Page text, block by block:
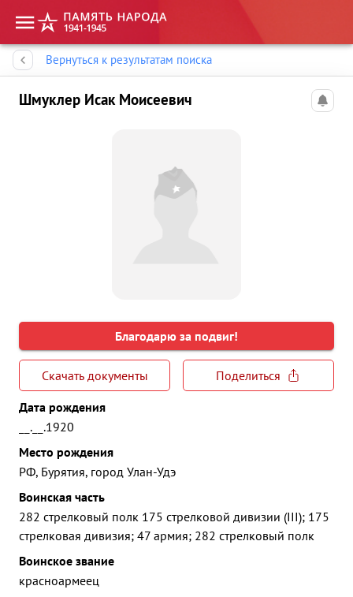
Вернуться к результатам поиска
Шмуклер Исак Моисеевич
Благодарю за подвиг!
Скачать документы
Поделиться
Дата рождения
__.__.1920
Место рождения
РФ, Бурятия, город Улан-Удэ
Воинская часть
282 стрелковый полк 175 стрелковой дивизии (III); 175
стрелковая дивизия; 47 армия; 282 стрелковый полк
Воинское звание
красноармеец
Память народа